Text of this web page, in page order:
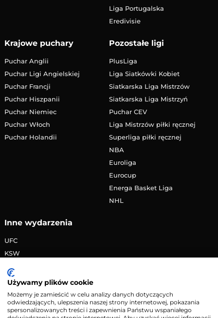
Liga Portugalska
Eredivisie
Krajowe puchary
Puchar Anglii
Puchar Ligi Angielskiej
Puchar Francji
Puchar Hiszpanii
Puchar Niemiec
Puchar Włoch
Puchar Holandii
Pozostałe ligi
PlusLiga
Liga Siatkówki Kobiet
Siatkarska Liga Mistrzów
Siatkarska Liga Mistrzyń
Puchar CEV
Liga Mistrzów piłki ręcznej
Superliga piłki ręcznej
NBA
Euroliga
Eurocup
Energa Basket Liga
NHL
Inne wydarzenia
UFC
KSW
PRIME MMA
Żużlowa Ekstraliga
Speedway Grand Prix
Używamy plików cookie
Możemy je zamieścić w celu analizy danych dotyczących
odwiedzających, ulepszenia naszej strony internetowej, pokazania
spersonalizowanych treści i zapewnienia Państwu wspaniałego